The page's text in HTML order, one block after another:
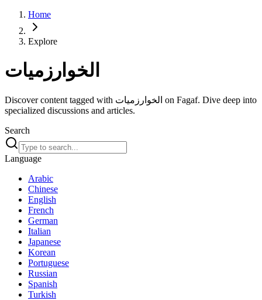
Home
Explore
الخوارزميات
Discover content tagged with الخوارزميات on Fagaf. Dive deep into
specialized discussions and articles.
Search
Language
Arabic
Chinese
English
French
German
Italian
Japanese
Korean
Portuguese
Russian
Spanish
Turkish